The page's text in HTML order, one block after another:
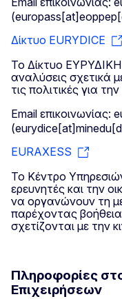
(
Δίκτυο EURYDICE
Το Δίκτυο ΕΥΡΥΔΙΚΗ
αναλύσεις σχετικά
τις πολιτικές για
Email επικοινωνίας:
(
EURAXESS
Το Κέντρο
ερευνητές και την
να οργανώνουν τη
παρέχοντας
σχετίζονται με την
Πληροφορίες
Επιχειρήσεων